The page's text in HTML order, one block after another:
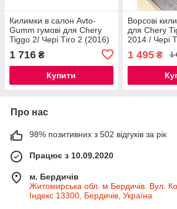
Килимки в салон Avto-
Gumm гумові для Chery
Tiggo 2/ Чері Тіго 2 (2016)
1 716 ₴
Купити
Ворсові
для Chery
2014 / Чері
1 495₴ 1
Про нас
98% позитивних з 502 відгуків за рік
Працює з 10.09.2020
м. Бердичів
Житомирська обл. м.Бердичів. Вул.
Індекс 13300, Бердичів, Україна